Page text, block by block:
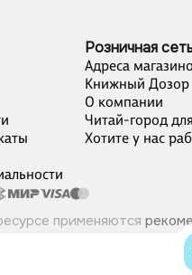
Розничная
Адреса
Книжный Дозор
О компании
Читай-город
Хотите у нас
применяются